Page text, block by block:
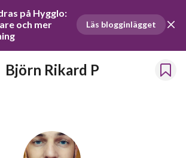
på Hygglo:
och mer
Läs blogginlägget
Björn Rikard P